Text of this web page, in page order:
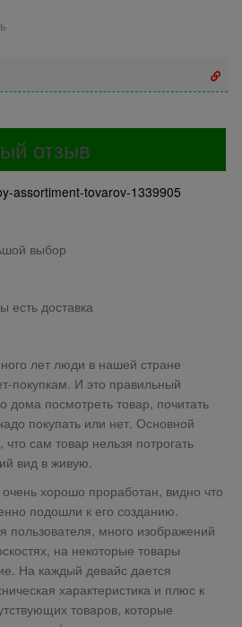
отзыв
assortiment-tovarov-1339905
выбор
есть доставка
лет люди в нашей стране
покупкам. И это правильный
дома посмотреть товар, почитать
покупать или нет. Основной
что сам товар нельзя потрогать
вид в живую.
хорошо проработан, видно что
подошли к его созданию.
пользователя, много изображений
на некоторые товары
На каждый девайс дается
характеристика и плюс к
товаров, которые